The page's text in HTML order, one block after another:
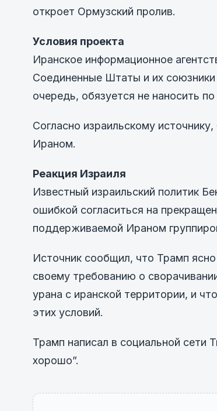
откроет Ормузский пролив.
Условия проекта
Иранское информационное
Соединенные Штаты и их
очередь, обязуется не наносить
Согласно израильскому
Ираном.
Реакция Израиля
Известный израильский политик
ошибкой согласиться на
поддерживаемой Ираном
Источник сообщил, что Трамп
своему требованию о
урана с иранской территории, и
этих условий.
Трамп написал в социальной сети
хорошо”.